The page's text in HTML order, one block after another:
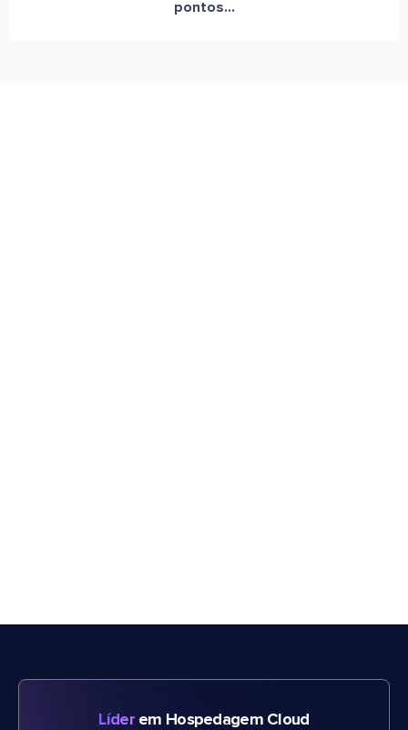
pontos...
Líderem Hospedagem Cloud